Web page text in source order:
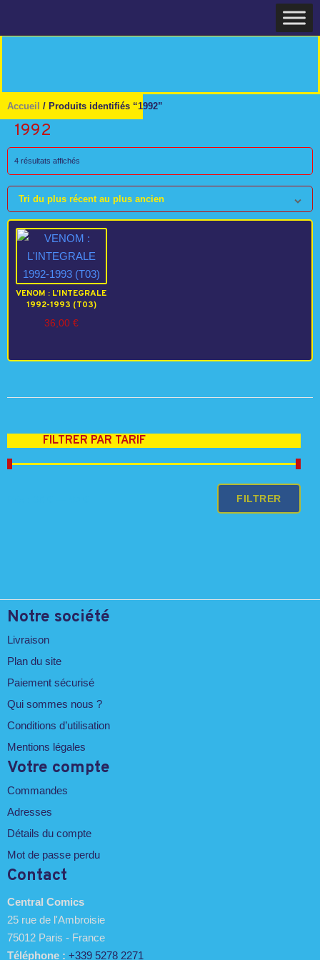
Accueil / Produits identifiés “1992”
1992
4 résultats affichés
du
plus
récent
au
plus
ancien
Tri du plus récent au plus ancien
VENOM : L’INTEGRALE
1992-1993 (T03)
36,00 €
FILTRER PAR TARIF
FILTRER
Notre société
Livraison
Plan du site
Paiement sécurisé
Qui sommes nous ?
Conditions d’utilisation
Mentions légales
Votre compte
Commandes
Adresses
Détails du compte
Mot de passe perdu
Contact
Central Comics
25 rue de l'Ambroisie
75012 Paris - France
Téléphone : +339 5278 2271